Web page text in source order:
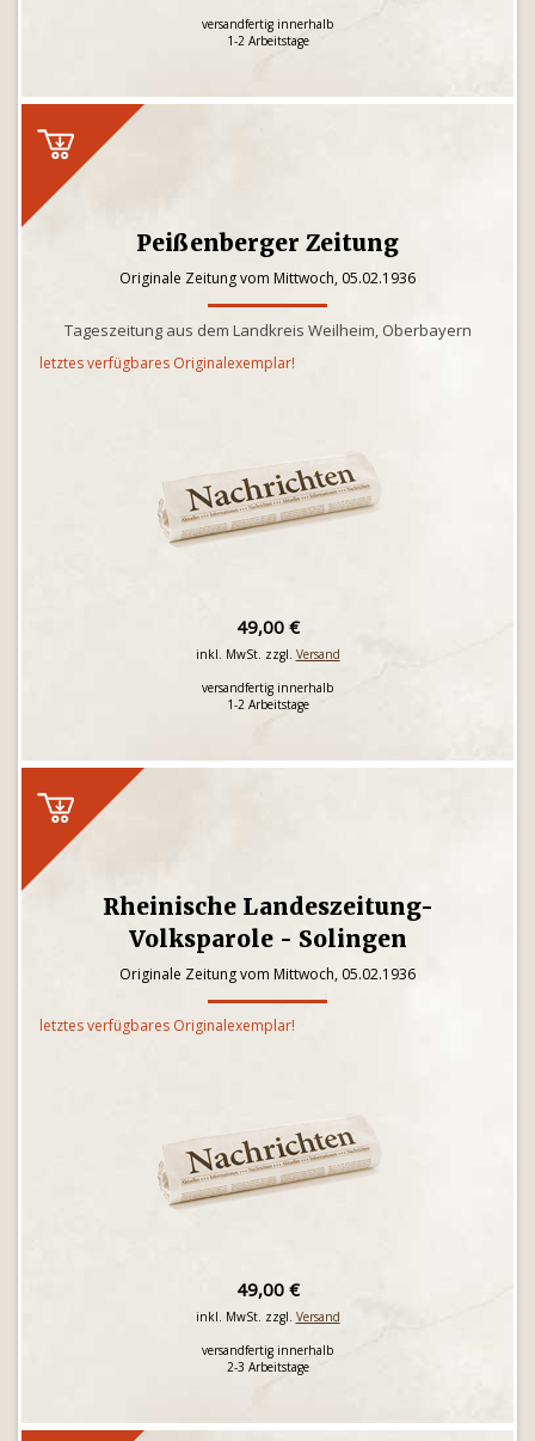
versandfertig innerhalb
1-2 Arbeitstage
Peißenberger Zeitung
Originale Zeitung vom Mittwoch, 05.02.1936
Tageszeitung aus dem Landkreis Weilheim, Oberbayern
letztes verfügbares Originalexemplar!
49,00 €
inkl. MwSt. zzgl. Versand
versandfertig innerhalb
1-2 Arbeitstage
Rheinische Landeszeitung-
Volksparole - Solingen
Originale Zeitung vom Mittwoch, 05.02.1936
letztes verfügbares Originalexemplar!
49,00 €
inkl. MwSt. zzgl. Versand
versandfertig innerhalb
2-3 Arbeitstage